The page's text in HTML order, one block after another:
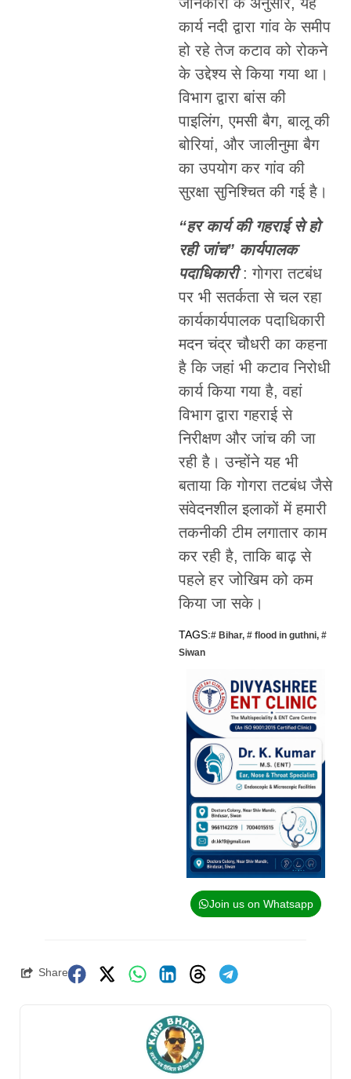
कार्य नदी द्वारा गांव के समीप
हो रहे तेज कटाव को रोकने
के उद्देश्य से किया गया था।
विभाग द्वारा बांस की
पाइलिंग, एमसी बैग, बालू की
बोरियां, और जालीनुमा बैग
का उपयोग कर गांव की
सुरक्षा सुनिश्चित की गई है।
“हर कार्य की गहराई से हो
रही जांच” कार्यपालक
पदाधिकारी: गोगरा तटबंध
पर भी सतर्कता से चल रहा
कार्यकार्यपालक पदाधिकारी
मदन चंद्र चौधरी का कहना
है कि जहां भी कटाव निरोधी
कार्य किया गया है, वहां
विभाग द्वारा गहराई से
निरीक्षण और जांच की जा
रही है। उन्होंने यह भी
बताया कि गोगरा तटबंध जैसे
संवेदनशील इलाकों में हमारी
तकनीकी टीम लगातार काम
कर रही है, ताकि बाढ़ से
पहले हर जोखिम को कम
किया जा सके।
TAGS:# Bihar, # flood in guthni, #
Siwan
Join us on Whatsapp
Share